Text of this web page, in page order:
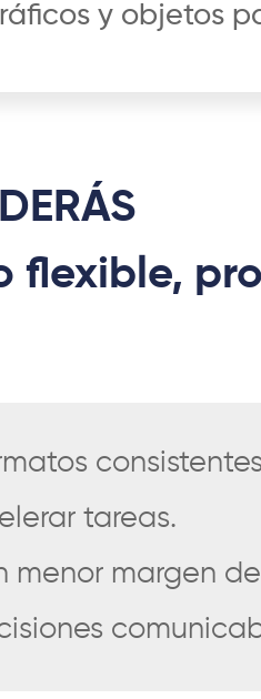
y objetos
tareas.
menor margen de